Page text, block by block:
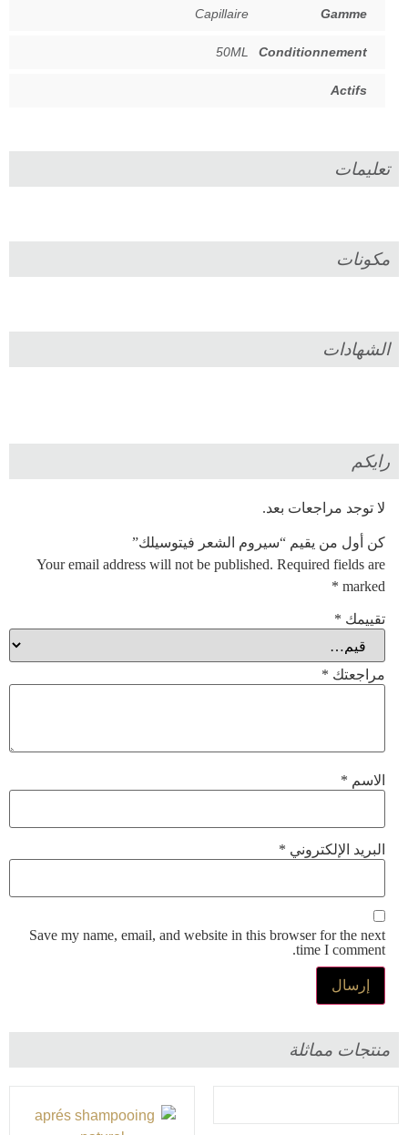
Gamme
Capillaire
Conditionnement
50ML
Actifs
تعليمات
مكونات
الشهادات
رايكم
لا توجد مراجعات بعد.
كن أول من يقيم “سيروم الشعر فيتوسيلك”
Your email address will not be published. Required fields are
marked
*
تقييمك *
مراجعتك *
الاسم *
البريد الإلكتروني *
Save my name, email, and website in this browser for the next
time I comment.
منتجات مماثلة